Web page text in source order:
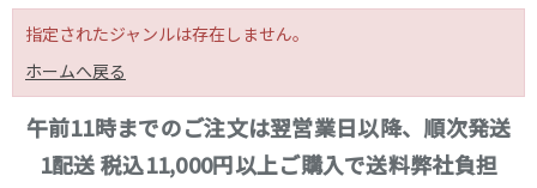
指定されたジャンルは存在しません。
ホームへ戻る
午前11時までのご注文は翌営業日以降、順次発送
1配送 税込11,000円以上ご購入で送料弊社負担